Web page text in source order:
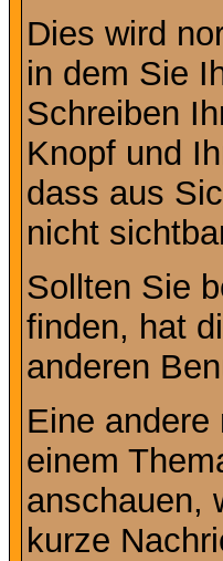
Dies wird
in dem Sie
Schreiben
Knopf und
dass aus
nicht
Sollten Sie
finden, hat
anderen
Eine
einem
anschauen,
kurze